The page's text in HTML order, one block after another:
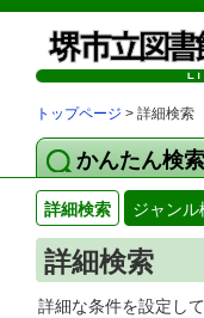
トップページ > 詳細検索
かんたん検索
詳細検索 ジャンル
詳細検索
詳細な条件を設定し